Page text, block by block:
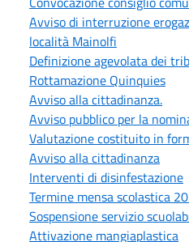
Avviso di interruzione
località Mainolfi
Definizione agevolata dei
Rottamazione Quinquies
Avviso alla cittadinanza.
Avviso pubblico per la
Valutazione costituito in
Avviso alla cittadinanza
Interventi di disinfestazione
Termine mensa scolastica
Sospensione servizio
Attivazione mangiaplastica